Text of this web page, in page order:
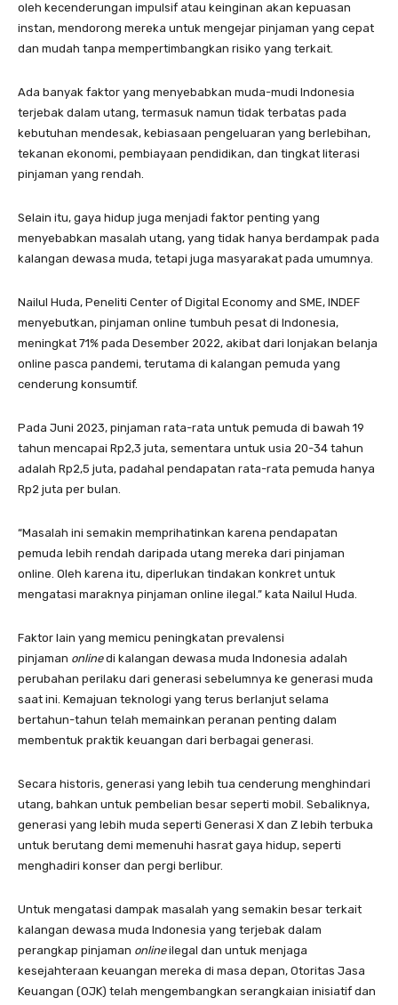
oleh kecenderungan impulsif atau keinginan akan kepuasan
instan, mendorong mereka untuk mengejar pinjaman yang cepat
dan mudah tanpa mempertimbangkan risiko yang terkait.
Ada banyak faktor yang menyebabkan muda-mudi Indonesia
terjebak dalam utang, termasuk namun tidak terbatas pada
kebutuhan mendesak, kebiasaan pengeluaran yang berlebihan,
tekanan ekonomi, pembiayaan pendidikan, dan tingkat literasi
pinjaman yang rendah.
Selain itu, gaya hidup juga menjadi faktor penting yang
menyebabkan masalah utang, yang tidak hanya berdampak pada
kalangan dewasa muda, tetapi juga masyarakat pada umumnya.
Nailul Huda, Peneliti Center of Digital Economy and SME, INDEF
menyebutkan, pinjaman online tumbuh pesat di Indonesia,
meningkat 71% pada Desember 2022, akibat dari lonjakan belanja
online pasca pandemi, terutama di kalangan pemuda yang
cenderung konsumtif.
Pada Juni 2023, pinjaman rata-rata untuk pemuda di bawah 19
tahun mencapai Rp2,3 juta, sementara untuk usia 20-34 tahun
adalah Rp2,5 juta, padahal pendapatan rata-rata pemuda hanya
Rp2 juta per bulan.
“Masalah ini semakin memprihatinkan karena pendapatan
pemuda lebih rendah daripada utang mereka dari pinjaman
online. Oleh karena itu, diperlukan tindakan konkret untuk
mengatasi maraknya pinjaman online ilegal.” kata Nailul Huda.
Faktor lain yang memicu peningkatan prevalensi
pinjaman onlinedi kalangan dewasa muda Indonesia adalah
perubahan perilaku dari generasi sebelumnya ke generasi muda
saat ini. Kemajuan teknologi yang terus berlanjut selama
bertahun-tahun telah memainkan peranan penting dalam
membentuk praktik keuangan dari berbagai generasi.
Secara historis, generasi yang lebih tua cenderung menghindari
utang, bahkan untuk pembelian besar seperti mobil. Sebaliknya,
generasi yang lebih muda seperti Generasi X dan Z lebih terbuka
untuk berutang demi memenuhi hasrat gaya hidup, seperti
menghadiri konser dan pergi berlibur.
Untuk mengatasi dampak masalah yang semakin besar terkait
kalangan dewasa muda Indonesia yang terjebak dalam
perangkap pinjaman onlineilegal dan untuk menjaga
kesejahteraan keuangan mereka di masa depan, Otoritas Jasa
Keuangan (OJK) telah mengembangkan serangkaian inisiatif dan